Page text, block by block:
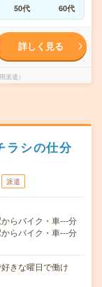
50代 60代
詳しく見る
派遣）
ラシの仕分
派遣
らバイク・車---分
らバイク・車---分
きな曜日で働け